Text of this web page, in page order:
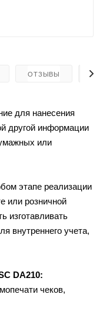
ОТЗЫВЫ
для нанесения
другой информации
или
этапе реализации
или розничной
изготавливать
внутреннего учета,
DA210:
чеков,